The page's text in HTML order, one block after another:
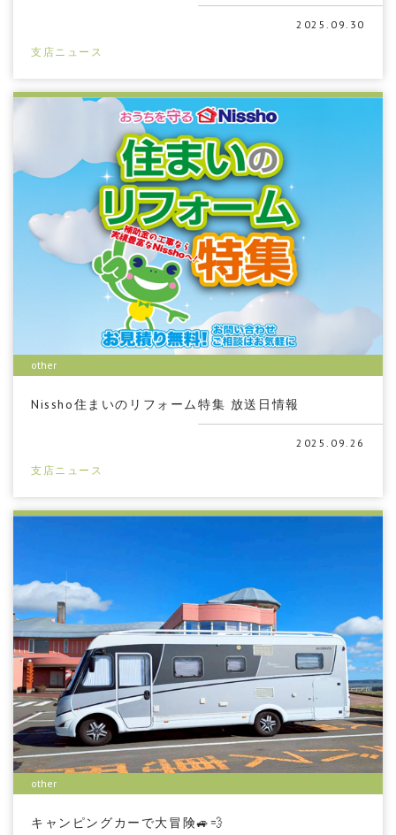
2025.09.30
支店ニュース
other
Nissho住まいのリフォーム特集 放送日情報
2025.09.26
支店ニュース
other
キャンピングカーで大冒険🚙💨